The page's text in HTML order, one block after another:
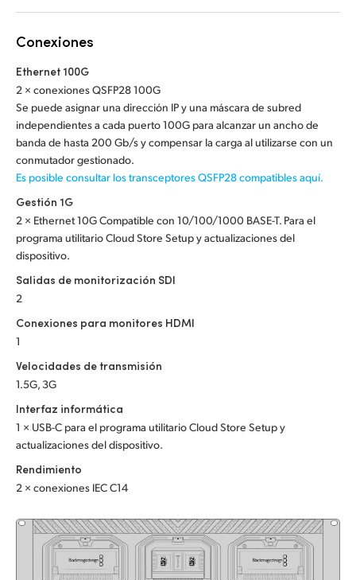
New Zealand
Norway
Poland
Portugal
Singapore
South Africa
España
Sweden
Ukraine
United Kingdom
United States
Conexiones
Ethernet 100G
2 × conexiones QSFP28 100G
Se puede asignar una dirección IP y una máscara de subred
independientes a cada puerto 100G para alcanzar un ancho de
banda de hasta 200 Gb/s y compensar la carga al utilizarse con un
conmutador gestionado.
Es posible consultar los transceptores QSFP28 compatibles aquí.
Gestión 1G
2 × Ethernet 10G Compatible con 10/100/1000 BASE-T. Para el
programa utilitario Cloud Store Setup y actualizaciones del
dispositivo.
Salidas de monitorización SDI
2
Conexiones para monitores HDMI
1
Velocidades de transmisión
1.5G, 3G
Interfaz informática
1 × USB-C para el programa utilitario Cloud Store Setup y
actualizaciones del dispositivo.
Rendimiento
2 × conexiones IEC C14